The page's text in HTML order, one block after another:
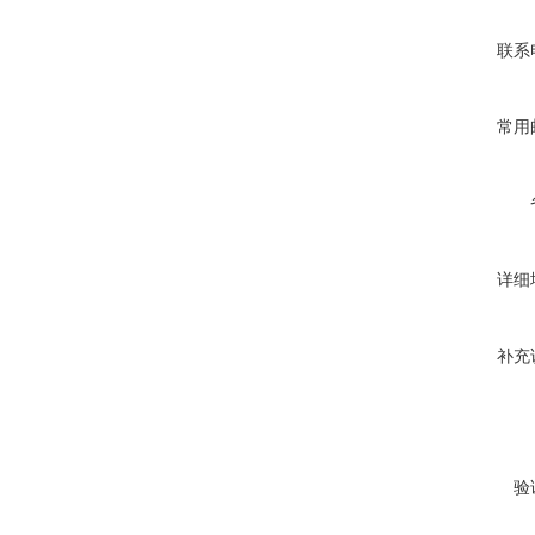
联系
常用
详细
补充
验